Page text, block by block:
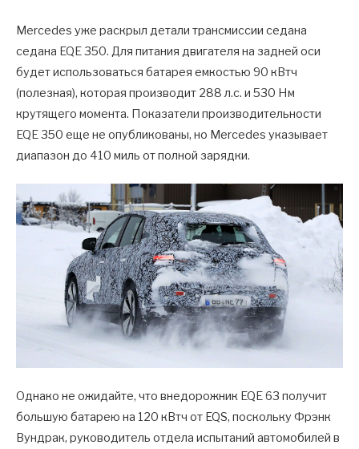
Mercedes уже раскрыл детали трансмиссии седана
седана EQE 350. Для питания двигателя на задней оси
будет использоваться батарея емкостью 90 кВтч
(полезная), которая производит 288 л.с. и 530 Нм
крутящего момента. Показатели производительности
EQE 350 еще не опубликованы, но Mercedes указывает
диапазон до 410 миль от полной зарядки.
Однако не ожидайте, что внедорожник EQE 63 получит
большую батарею на 120 кВтч от EQS, поскольку Фрэнк
Вундрак, руководитель отдела испытаний автомобилей в